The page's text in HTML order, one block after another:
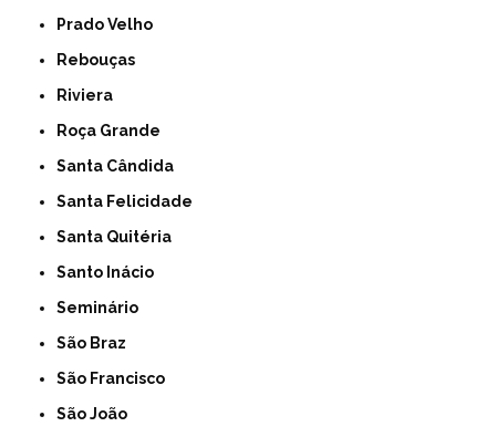
Prado Velho
Rebouças
Riviera
Roça Grande
Santa Cândida
Santa Felicidade
Santa Quitéria
Santo Inácio
Seminário
São Braz
São Francisco
São João